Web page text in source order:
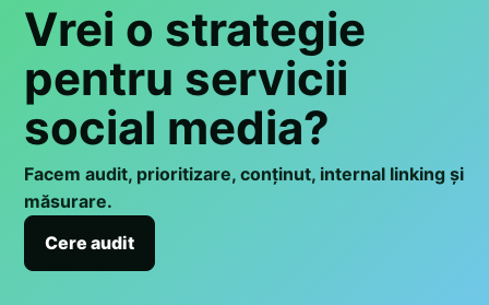
Vrei o strategie
pentru servicii
social media?
Facem audit, prioritizare, conținut, internal linking și
măsurare.
Cere audit